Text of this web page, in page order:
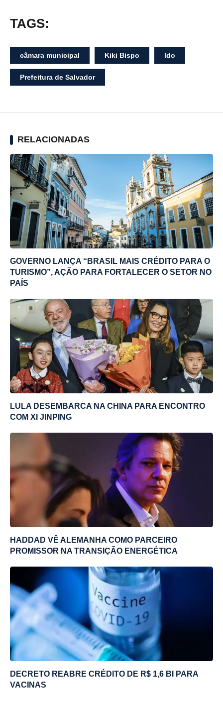
TAGS:
câmara municipal Kiki Bispo ldo
Prefeitura de Salvador
RELACIONADAS
GOVERNO LANÇA “BRASIL MAIS CRÉDITO PARA O
TURISMO”, AÇÃO PARA FORTALECER O SETOR NO
PAÍS
LULA DESEMBARCA NA CHINA PARA ENCONTRO
COM XI JINPING
HADDAD VÊ ALEMANHA COMO PARCEIRO
PROMISSOR NA TRANSIÇÃO ENERGÉTICA
DECRETO REABRE CRÉDITO DE R$ 1,6 BI PARA
VACINAS